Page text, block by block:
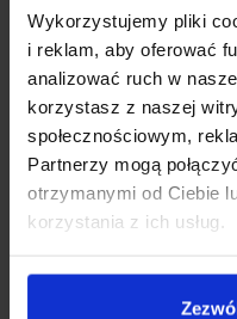
Wykorzystujemy pliki
i reklam, aby oferować
analizować ruch w
korzystasz z naszej
społecznościowym,
Partnerzy mogą
otrzymanymi od Ciebie
korzystania z ich usług.
Drążek